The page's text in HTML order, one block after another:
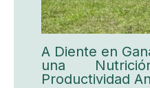
A Diente en
una
Productividad